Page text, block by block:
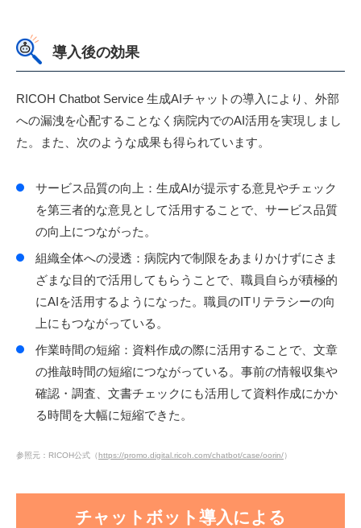
導入後の効果
RICOH Chatbot Service 生成AIチャットの導入により、外部
への漏洩を心配することなく病院内でのAI活用を実現しまし
た。また、次のような成果も得られています。
サービス品質の向上：生成AIが提示する意見やチェック
を第三者的な意見として活用することで、サービス品質
の向上につながった。
組織全体への浸透：病院内で制限をあまりかけずにさま
ざまな目的で活用してもらうことで、職員自らが積極的
にAIを活用するようになった。職員のITリテラシーの向
上にもつながっている。
作業時間の短縮：資料作成の際に活用することで、文章
の推敲時間の短縮につながっている。事前の情報収集や
確認・調査、文書チェックにも活用して資料作成にかか
る時間を大幅に短縮できた。
参照元：RICOH公式（https://promo.digital.ricoh.com/chatbot/case/oorin/）
チャットボット導入による